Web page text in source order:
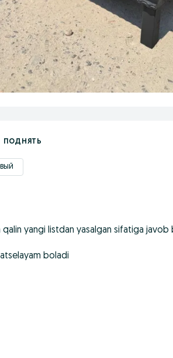
ПОДНЯТЬ
yangi listdan yasalgan sifatiga javob
boladi